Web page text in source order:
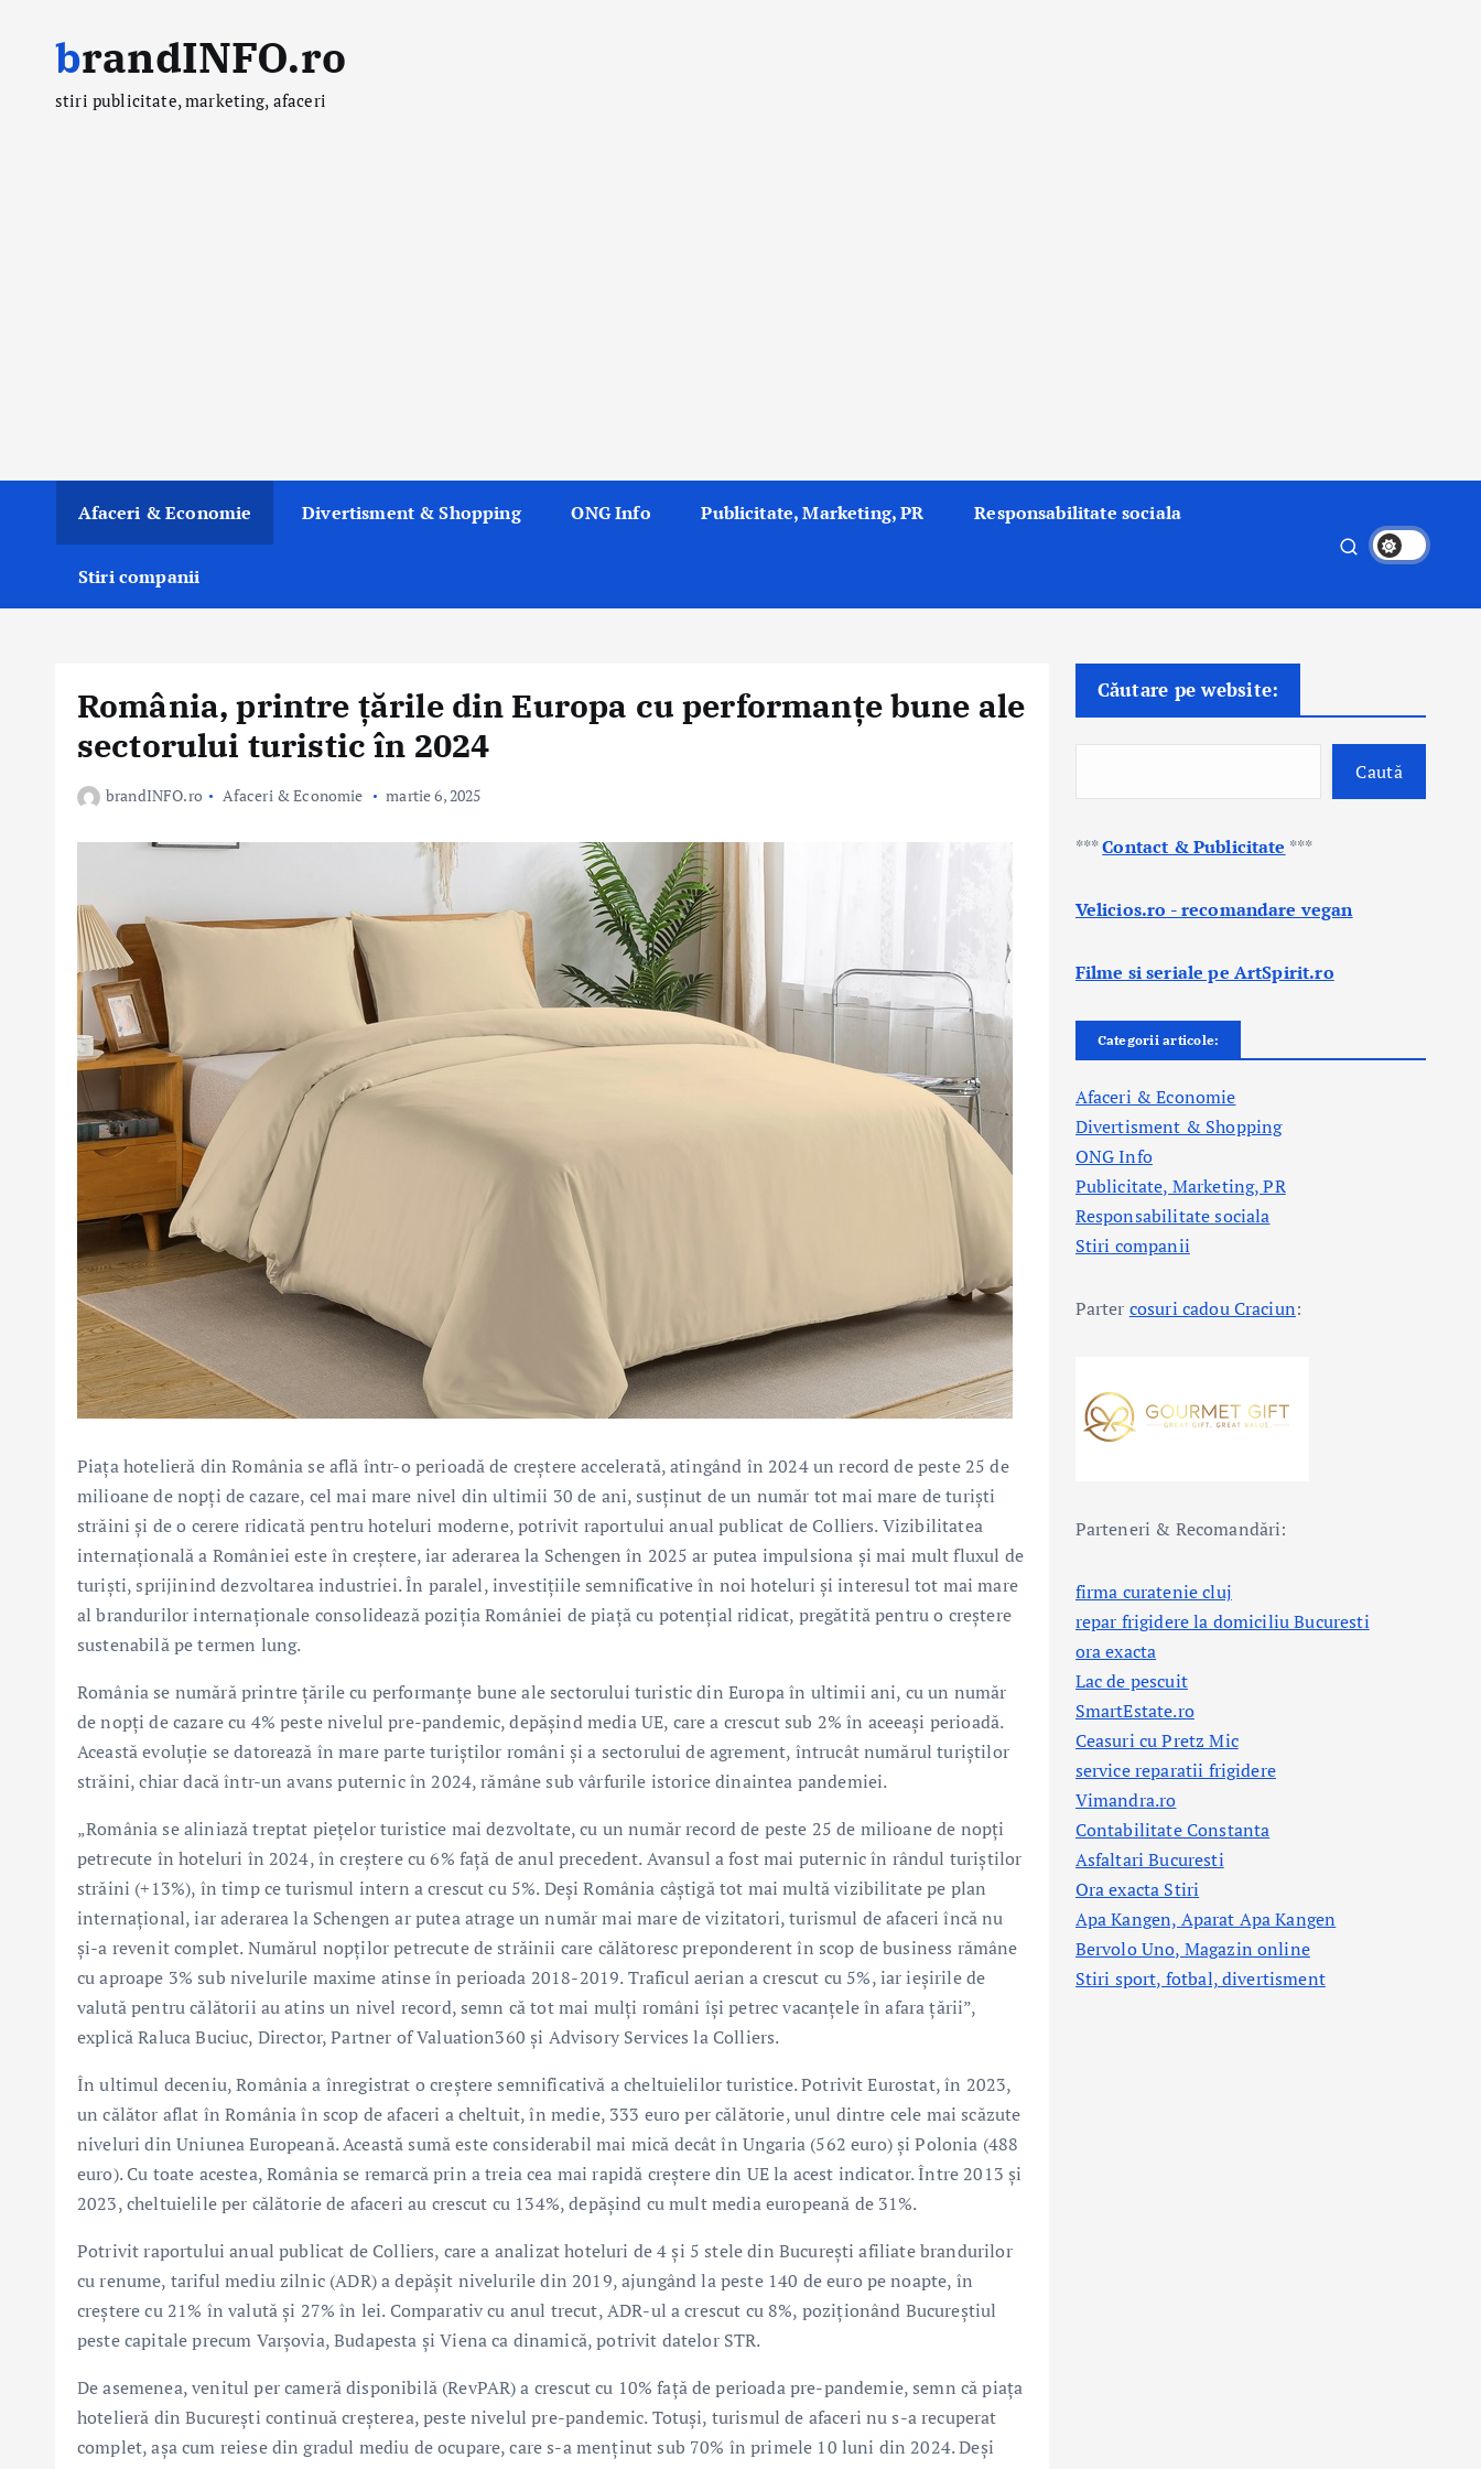
brandINFO.ro
stiri publicitate, marketing, afaceri
Afaceri & Economie Divertisment & Shopping ONG Info Publicitate, Marketing, PR Responsabilitate sociala
Stiri companii
România, printre țările din Europa cu performanțe bune ale
sectorului turistic în 2024
brandINFO.ro Afaceri & Economie martie 6, 2025
Piața hotelieră din România se află într-o perioadă de creștere accelerată, atingând în 2024 un record de peste 25 de
milioane de nopți de cazare, cel mai mare nivel din ultimii 30 de ani, susținut de un număr tot mai mare de turiști
străini și de o cerere ridicată pentru hoteluri moderne, potrivit raportului anual publicat de Colliers. Vizibilitatea
internațională a României este în creștere, iar aderarea la Schengen în 2025 ar putea impulsiona și mai mult fluxul de
turiști, sprijinind dezvoltarea industriei. În paralel, investițiile semnificative în noi hoteluri și interesul tot mai mare
al brandurilor internaționale consolidează poziția României de piață cu potențial ridicat, pregătită pentru o creștere
sustenabilă pe termen lung.
România se numără printre țările cu performanțe bune ale sectorului turistic din Europa în ultimii ani, cu un număr
de nopți de cazare cu 4% peste nivelul pre-pandemic, depășind media UE, care a crescut sub 2% în aceeași perioadă.
Această evoluție se datorează în mare parte turiștilor români și a sectorului de agrement, întrucât numărul turiștilor
străini, chiar dacă într-un avans puternic în 2024, rămâne sub vârfurile istorice dinaintea pandemiei.
„România se aliniază treptat piețelor turistice mai dezvoltate, cu un număr record de peste 25 de milioane de nopți
petrecute în hoteluri în 2024, în creștere cu 6% față de anul precedent. Avansul a fost mai puternic în rândul turiștilor
străini (+13%), în timp ce turismul intern a crescut cu 5%. Deși România câștigă tot mai multă vizibilitate pe plan
internațional, iar aderarea la Schengen ar putea atrage un număr mai mare de vizitatori, turismul de afaceri încă nu
și-a revenit complet. Numărul nopților petrecute de străinii care călătoresc preponderent în scop de business rămâne
cu aproape 3% sub nivelurile maxime atinse în perioada 2018-2019. Traficul aerian a crescut cu 5%, iar ieșirile de
valută pentru călătorii au atins un nivel record, semn că tot mai mulți români își petrec vacanțele în afara țării”,
explică Raluca Buciuc, Director, Partner of Valuation360 și Advisory Services la Colliers.
În ultimul deceniu, România a înregistrat o creștere semnificativă a cheltuielilor turistice. Potrivit Eurostat, în 2023,
un călător aflat în România în scop de afaceri a cheltuit, în medie, 333 euro per călătorie, unul dintre cele mai scăzute
niveluri din Uniunea Europeană. Această sumă este considerabil mai mică decât în Ungaria (562 euro) și Polonia (488
euro). Cu toate acestea, România se remarcă prin a treia cea mai rapidă creștere din UE la acest indicator. Între 2013 și
2023, cheltuielile per călătorie de afaceri au crescut cu 134%, depășind cu mult media europeană de 31%.
Potrivit raportului anual publicat de Colliers, care a analizat hoteluri de 4 și 5 stele din București afiliate brandurilor
cu renume, tariful mediu zilnic (ADR) a depășit nivelurile din 2019, ajungând la peste 140 de euro pe noapte, în
creștere cu 21% în valută și 27% în lei. Comparativ cu anul trecut, ADR-ul a crescut cu 8%, poziționând Bucureștiul
peste capitale precum Varșovia, Budapesta și Viena ca dinamică, potrivit datelor STR.
De asemenea, venitul per cameră disponibilă (RevPAR) a crescut cu 10% față de perioada pre-pandemie, semn că piața
hotelieră din București continuă creșterea, peste nivelul pre-pandemic. Totuși, turismul de afaceri nu s-a recuperat
complet, așa cum reiese din gradul mediu de ocupare, care s-a menținut sub 70% în primele 10 luni din 2024. Deși
Căutare pe website:
Caută
***Contact & Publicitate ***
Velicios.ro - recomandare vegan
Filme si seriale pe ArtSpirit.ro
Categorii articole:
Afaceri & Economie
Divertisment & Shopping
ONG Info
Publicitate, Marketing, PR
Responsabilitate sociala
Stiri companii
Parter cosuri cadou Craciun:
Parteneri & Recomandări:
firma curatenie cluj
repar frigidere la domiciliu Bucuresti
ora exacta
Lac de pescuit
SmartEstate.ro
Ceasuri cu Pretz Mic
service reparatii frigidere
Vimandra.ro
Contabilitate Constanta
Asfaltari Bucuresti
Ora exacta Stiri
Apa Kangen, Aparat Apa Kangen
Bervolo Uno, Magazin online
Stiri sport, fotbal,divertisment